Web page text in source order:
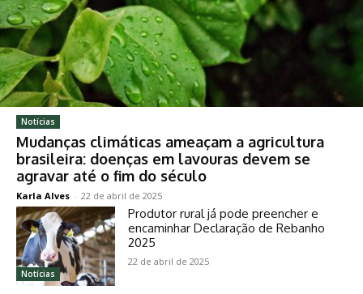
Notícias
Mudanças climáticas ameaçam a agricultura
brasileira: doenças em lavouras devem se
agravar até o fim do século
Karla Alves - 22 de abril de 2025
Notícias
Produtor rural já pode preencher e
encaminhar Declaração de Rebanho
2025
22 de abril de 2025